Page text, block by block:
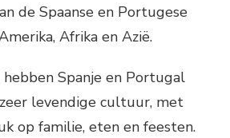
de Spaanse en Portugese
Afrika en Azië.
hebben Spanje en Portugal
levendige cultuur, met
op familie, eten en feesten.